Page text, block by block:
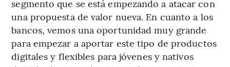
segmento que se está empezando a atacar con
una propuesta de valor nueva. En cuanto a los
bancos, vemos una oportunidad muy grande
para empezar a aportar este tipo de productos
digitales y flexibles para jóvenes y nativos